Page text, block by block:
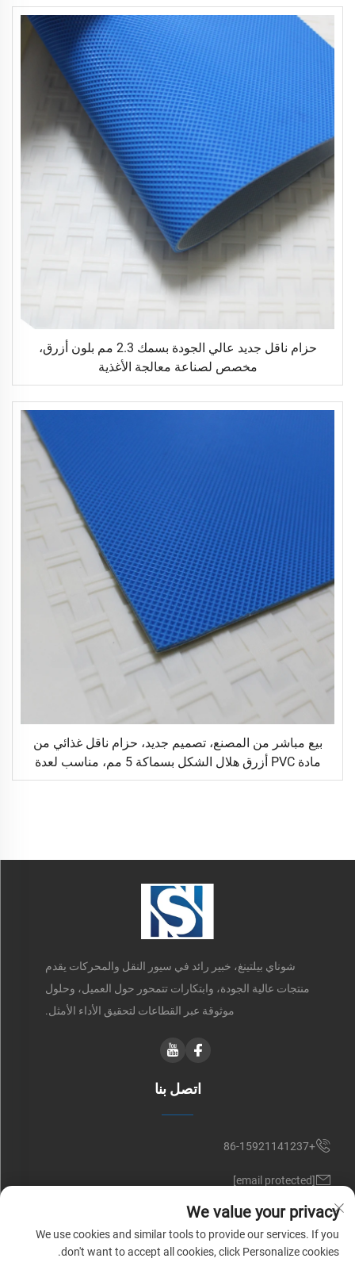
حزام ناقل جديد عالي الجودة بسمك 2.3 مم بلون أزرق،
مخصص لصناعة معالجة الأغذية
بيع مباشر من المصنع، تصميم جديد، حزام ناقل غذائي من
مادة PVC أزرق هلال الشكل بسماكة 5 مم، مناسب لعدة
مناسبات في المطاعم
شوناي بيلتينغ، خبير رائد في سيور النقل والمحركات يقدم
منتجات عالية الجودة، وابتكارات تتمحور حول العميل، وحلول
موثوقة عبر القطاعات لتحقيق الأداء الأمثل.
اتصل بنا
+86-15921141237
[email protected]
RM 602, NO. 1509, CAOAN ROAD, SHANGHAI, CHINA
We value your privacy
We use cookies and similar tools to provide our services. If you
don't want to accept all cookies, click Personalize cookies.